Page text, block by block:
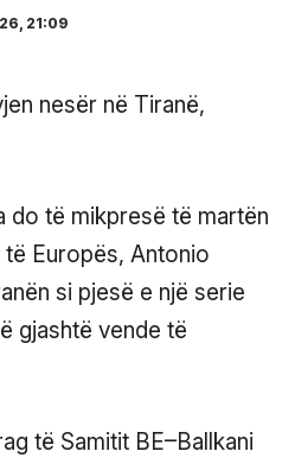
21:09
do të mikpresë të martën
të Europës, Antonio
si pjesë e një serie
gjashtë vende të
të Samitit BE–Ballkani